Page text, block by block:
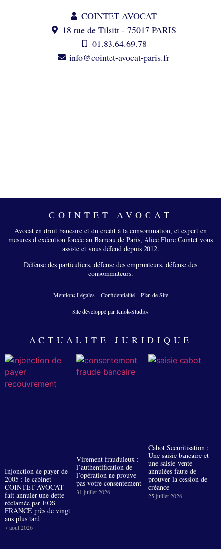
COINTET AVOCAT
18 rue de Tilsitt - 75017 PARIS
01.83.64.69.78
info@cointet-avocat-paris.fr
COINTET AVOCAT
Avocat en droit bancaire et du crédit à la consommation, et expert en
mesures d’exécution forcée au Barreau de Paris, Alice Flore Cointet vous
assiste et vous défend depuis 2012.
Défense des particuliers, défense des emprunteurs, défense des
consommateurs.
Mentions Légales–Confidentialité–Plan de Site
Site développé par Knok-Studios
ACTUALITE JURIDIQUE
Injonction de payer de
2005 : le cabinet
COINTET AVOCAT
fait annuler une dette
réclamée par EOS
FRANCE près de vingt
ans plus tard
7 août 2026
Virement frauduleux :
l’authentification de
l’opération ne prouve
pas votre consentement
31 juillet 2026
Cabot Securitisation :
Une saisie bancaire et
une saisie-vente
annulées faute de
prouver la cession de
créance
25 juillet 2026